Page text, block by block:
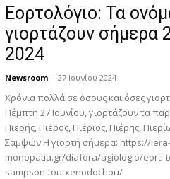
Εορτολόγιο: Τα
γιορτάζουν σήμερα
2024
Newsroom - 27 Ιουνίου 2024
Χρόνια πολλά σε όσους και όσες
Πέμπτη 27 Ιουνίου, γιορτάζουν τα
Πιερής, Πιέρος, Πιέριος, Πιέρης,
Σαμψών Η γιορτή σήμερα: https://iera-
monopatia.gr/diafora/agiologio/eorti-
sampson-tou-xenodochou/